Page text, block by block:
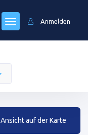
Anmelden
Ansicht auf der Karte